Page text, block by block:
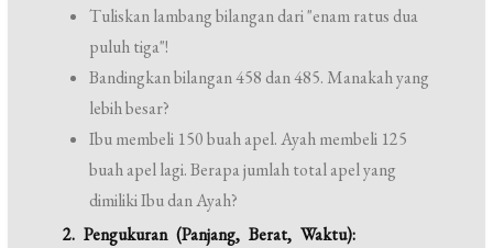
Tuliskan lambang bilangan dari "enam ratus dua
puluh tiga"!
Bandingkan bilangan 458 dan 485. Manakah yang
lebih besar?
Ibu membeli 150 buah apel. Ayah membeli 125
buah apel lagi. Berapa jumlah total apel yang
dimiliki Ibu dan Ayah?
2. Pengukuran (Panjang, Berat, Waktu):